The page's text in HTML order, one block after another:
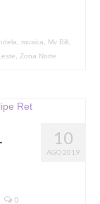
musica Mv Bill
Zona Norte
10
AGO 2019
0